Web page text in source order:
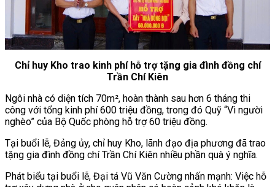
Chỉ huy Kho trao kinh phí hỗ trợ tặng gia đình đồng chí
Trần Chí Kiên
Ngôi nhà có diện tích 70m², hoàn thành sau hơn 6 tháng thi
công với tổng kinh phí 600 triệu đồng, trong đó Quỹ “Vì người
nghèo” của Bộ Quốc phòng hỗ trợ 60 triệu đồng.
Tại buổi lễ, Đảng ủy, chỉ huy Kho, lãnh đạo địa phương đã trao
tặng gia đình đồng chí Trần Chí Kiên nhiều phần quà ý nghĩa.
Phát biểu tại buổi lễ, Đại tá Vũ Văn Cường nhấn mạnh: Việc hỗ